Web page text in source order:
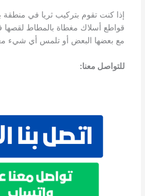
إذا كنت تقوم بتركيب ثريا في منطقة
قواطع أسلاك مغطاة بالمطاط لقصها
مع بعضها البعض أو تلمس أي شيء
للتواصل معنا: